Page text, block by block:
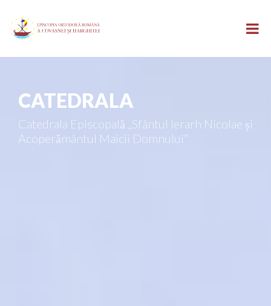
CATEDRALA
Catedrala Episcopală „Sfântul Ierarh Nicolae și
Acoperământul Maicii Domnului”